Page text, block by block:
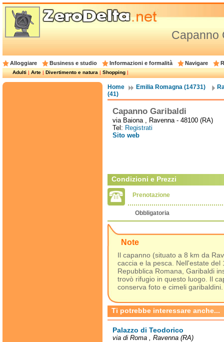
Capanno
Alloggiare Business e studio Informazioni e formalità Navigare
Adulti|Arte|Divertimento e natura|Shopping|
Home Emilia Romagna (14731)
(41)
Capanno Garibaldi
via Baiona , Ravenna - 48100 (RA)
Tel: Registrati
Sito web
Condizioni e Prezzi
Prenotazione
Obbligatoria
Note
Il capanno (situato a 8 km da
caccia e la pesca. Nell'estate
Repubblica Romana, Garibaldi
trovò rifugio in questo luogo. Il
conserva foto e cimeli garibaldini.
Ti potrebbe interessare anche...
Palazzo di Teodorico
via di Roma , Ravenna (RA)